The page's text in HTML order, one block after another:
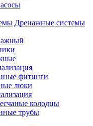
Дренажные системы
фитинги
люки
колодцы
трубы